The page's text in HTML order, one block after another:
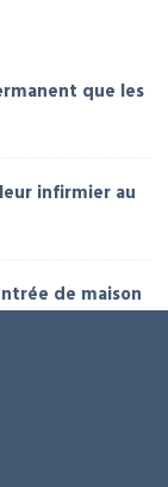
que les
infirmier au
de maison